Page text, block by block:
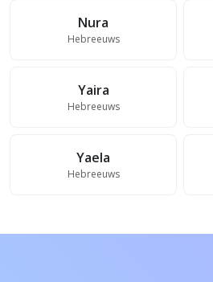
Nura
Hebreeuws
Yaira
Hebreeuws
Yaela
Hebreeuws